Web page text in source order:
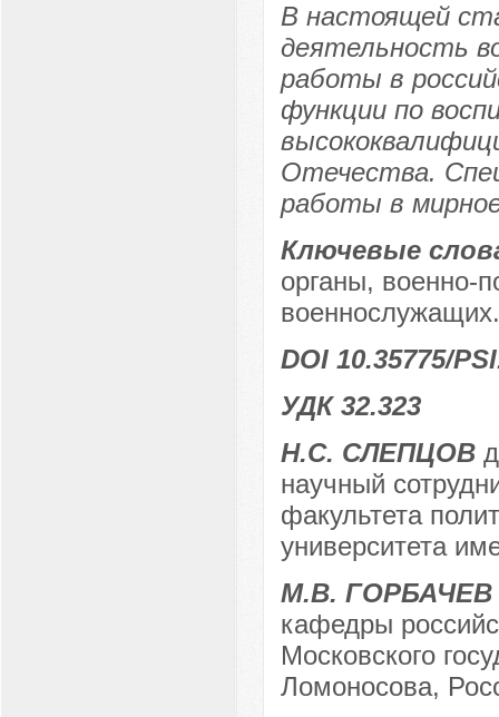
В настоящей
деятельность
работы в
функции по
Отечества.
работы в
Ключевые
органы, военно-
военнослужащих.
DOI 10.35775/
УДК 32.323
Н.С. СЛЕПЦОВ
научный
факультета
университета
М.В. ГОРБАЧЕВ
кафедры
Московского
Ломоносова,